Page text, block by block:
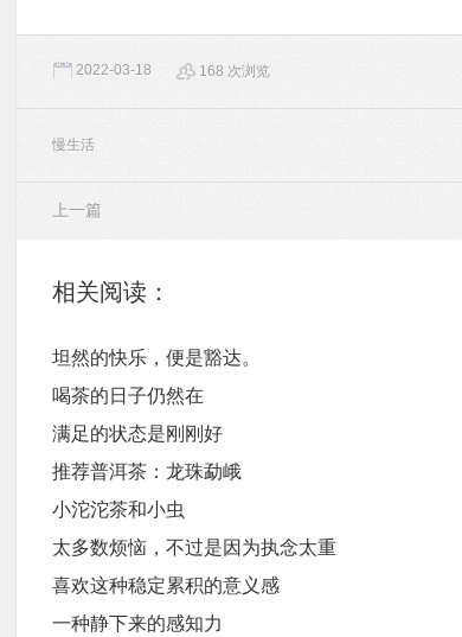
2022-03-18 168 次浏览
慢生活
上一篇
相关阅读：
坦然的快乐，便是豁达。
喝茶的日子仍然在
满足的状态是刚刚好
推荐普洱茶：龙珠​勐峨
小沱沱茶和小虫
太多数烦恼，不过是因为执念太重
喜欢这种稳定累积的意义感
一种静下来的感知力